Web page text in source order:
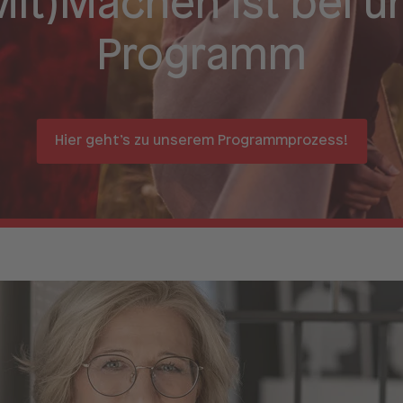
Programm
Hier geht’s zu unserem Programmprozess!